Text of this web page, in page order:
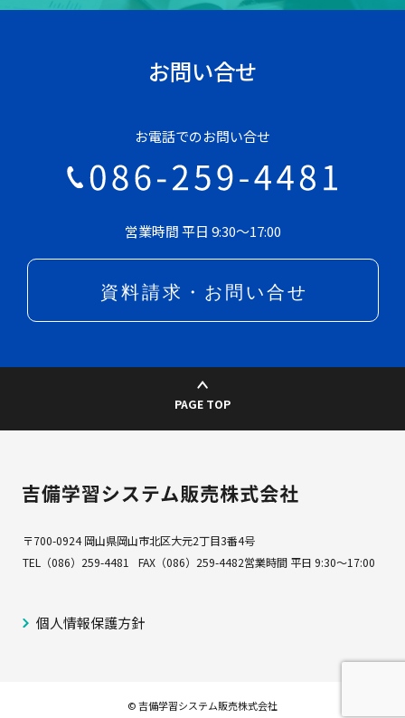
お問い合せ
お電話でのお問い合せ
営業時間 平日 9:30～17:00
PAGE TOP
700-0924 岡山県岡山市北区大元2丁目3番4号
（086）259-4481
（086）259-4482営業時間 平日 9:30～17:00
個人情報保護方針
© 吉備学習システム販売株式会社